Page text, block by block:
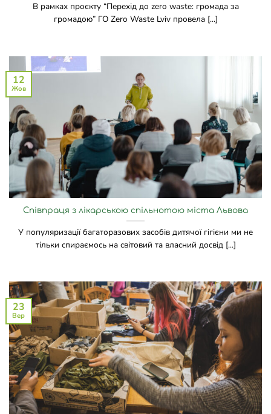
В рамках проєкту “Перехід до zero waste: громада за
громадою” ГО Zero Waste Lviv провела [...]
Співпраця з лікарською спільнотою міста Львова
У популяризації багаторазових засобів дитячої гігієни ми не
тільки спираємось на світовий та власний досвід [...]
12
Жов
23
Вер